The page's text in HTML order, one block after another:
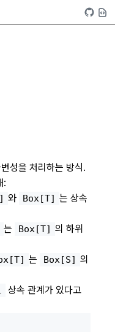
성을 처리하는 방식.
:
와 Box[T] 는 상속
는 Box[T] 의 하위
는 Box[S] 의
상속 관계가 있다고